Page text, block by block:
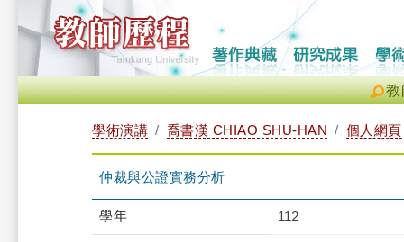
教
學術演講 喬書漢 CHIAO SHU-HAN 個人網頁
仲裁與公證實務分析
學年 112